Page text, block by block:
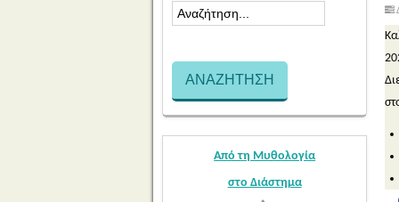
Από τη Μυθολογία
στο Διάστημα